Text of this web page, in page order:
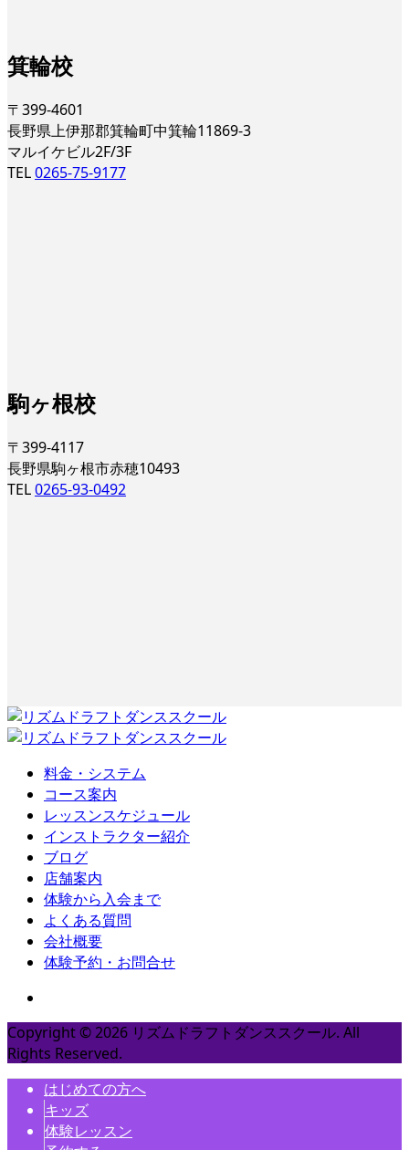
箕輪校
〒399-4601
長野県上伊那郡箕輪町中箕輪11869-3
マルイケビル2F/3F
TEL0265-75-9177
駒ヶ根校
〒399-4117
長野県駒ヶ根市赤穂10493
TEL0265-93-0492
料金・システム
コース案内
レッスンスケジュール
インストラクター紹介
ブログ
店舗案内
体験から入会まで
よくある質問
会社概要
体験予約・お問合せ
Copyright ©2026 リズムドラフトダンススクール. All
Rights Reserved.
はじめての方へ
キッズ
体験レッスン